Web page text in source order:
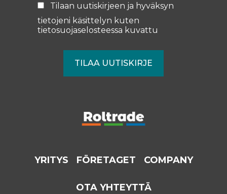
Tilaan uutiskirjeen ja hyväksyn
tietojeni käsittelyn kuten
tietosuojaselosteessa kuvattu
YRITYS FÖRETAGET COMPANY
OTA YHTEYTTÄ